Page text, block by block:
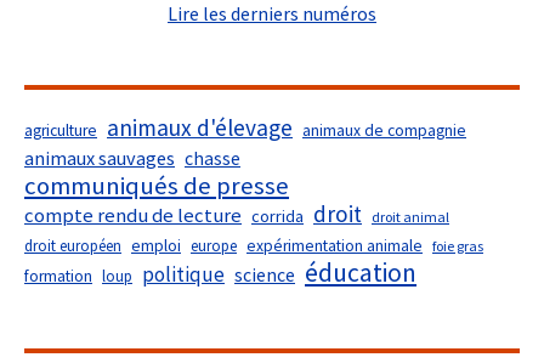
Lire les derniers numéros
agriculture animaux d'élevage animaux de compagnie
animaux sauvages chasse
communiqués de presse
compte rendu de lecture corrida droit droit animal
droit européen emploi europe expérimentation animale foie gras
formation loup politique science éducation